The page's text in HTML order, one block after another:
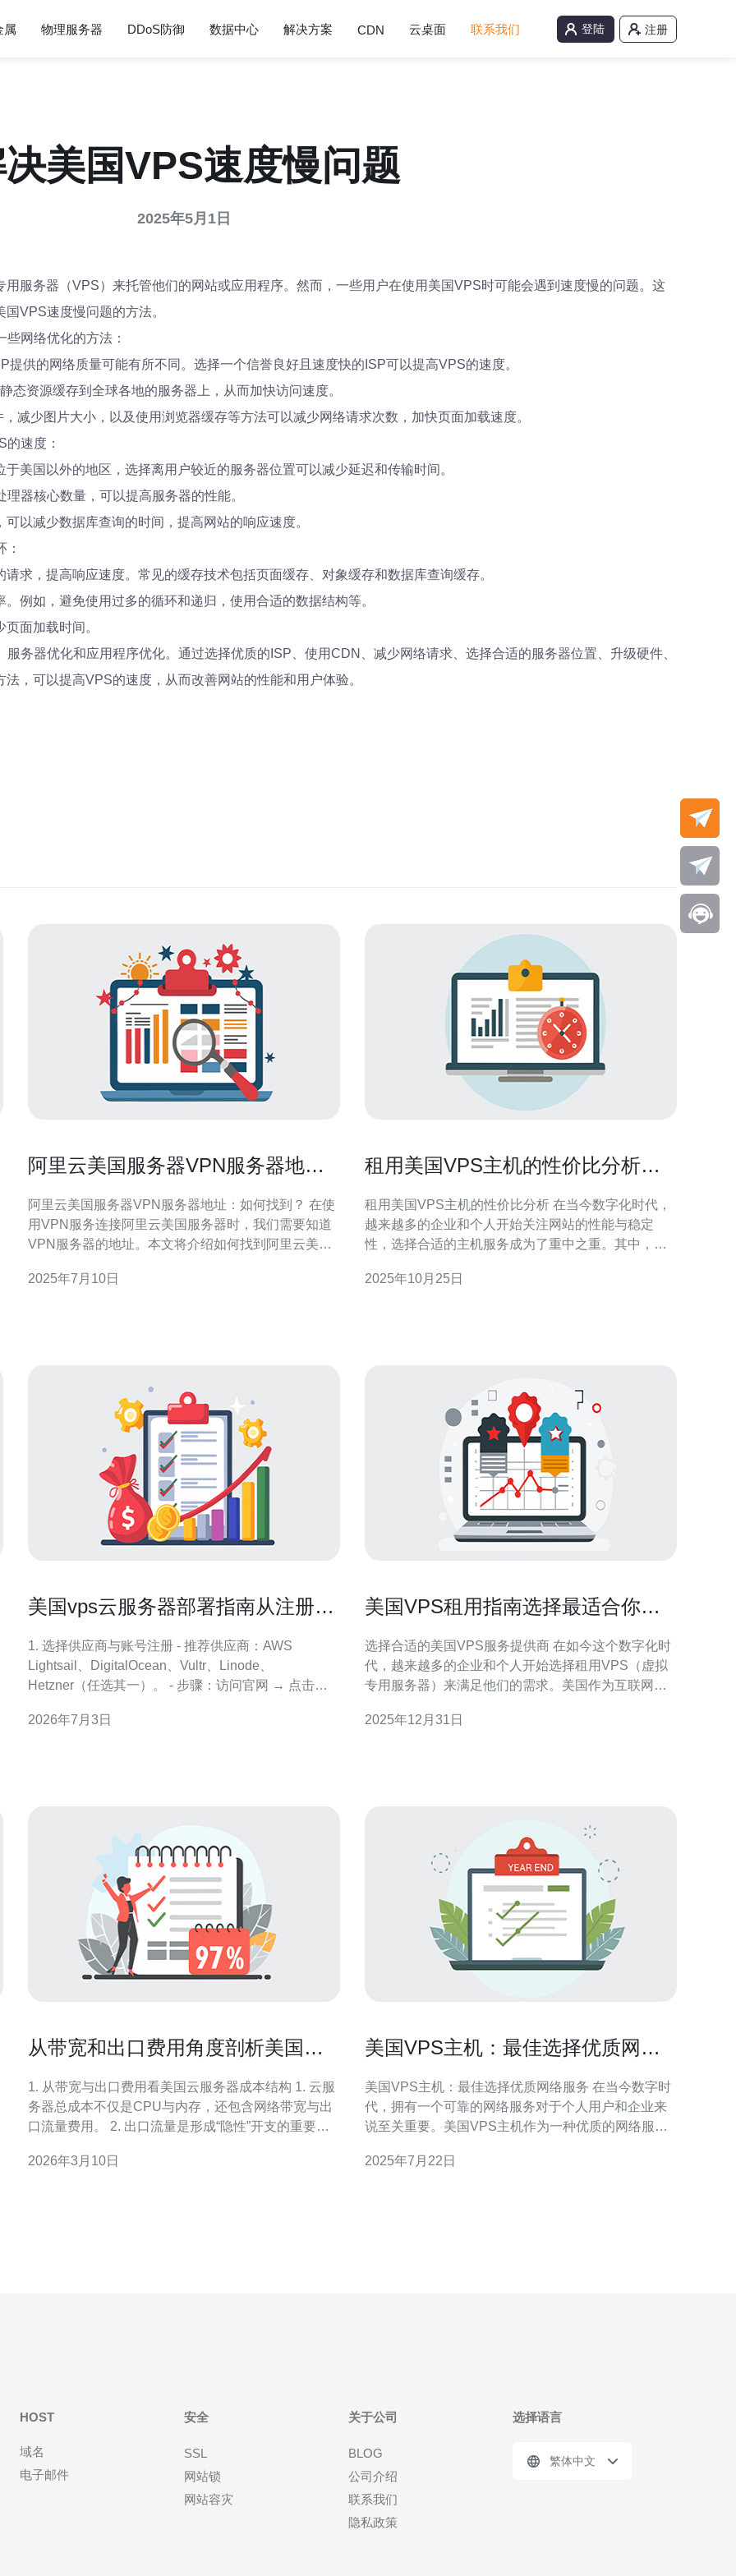
属 物理服务器 DDoS防御 数据中心 解决方案 CDN 云桌面 联系我们 登陆 注册
美国VPS速度慢问题
2025年5月1日
服务器（VPS）来托管他们的网站或应用程序。然而，一些用户在使用美国VPS时可能会遇到速度慢的问题。这
VPS速度慢问题的方法。
网络优化的方法：
提供的网络质量可能有所不同。选择一个信誉良好且速度快的ISP可以提高VPS的速度。
态资源缓存到全球各地的服务器上，从而加快访问速度。
减少图片大小，以及使用浏览器缓存等方法可以减少网络请求次数，加快页面加载速度。
速度：
美国以外的地区，选择离用户较近的服务器位置可以减少延迟和传输时间。
器核心数量，可以提高服务器的性能。
以减少数据库查询的时间，提高网站的响应速度。
求，提高响应速度。常见的缓存技术包括页面缓存、对象缓存和数据库查询缓存。
例如，避免使用过多的循环和递归，使用合适的数据结构等。
面加载时间。
务器优化和应用程序优化。通过选择优质的ISP、使用CDN、减少网络请求、选择合适的服务器位置、升级硬件、
，可以提高VPS的速度，从而改善网站的性能和用户体验。
阿里云美国服务器VPN服务器地
阿里云美国服务器VPN服务器地址：如何找到？ 在使
用VPN服务连接阿里云美国服务器时，我们需要知道
VPN服务器的地址。本文将介绍如何找到阿里云美国
台。在浏览器中输入https://www.aliyun.com/，然后输
2025年7月10日
租用美国VPS主机的性价比分析与
租用美国VPS主机的性价比分析 在当今数字化时代，
越来越多的企业和个人开始关注网站的性能与稳定
性，选择合适的主机服务成为了重中之重。其中，美
多个角度深入分析租用美国VPS主机的性价比，并推
2025年10月25日
美国vps云服务器部署指南从注册到
1. 选择供应商与账号注册 - 推荐供应商：AWS
Lightsail、DigitalOcean、Vultr、Linode、
Hetzner（任选其一）。 - 步骤：访问官网 → 点击注
PayPal。建议先选择按小时计费的入门套餐（1~2
2026年7月3日
美国VPS租用指南选择最适合你的
选择合适的美国VPS服务提供商 在如今这个数字化时
代，越来越多的企业和个人开始选择租用VPS（虚拟
专用服务器）来满足他们的需求。美国作为互联网技
提供各种不同的套餐和价格，满足不同用户的需求。
2025年12月31日
从带宽和出口费用角度剖析美国云
1. 从带宽与出口费用看美国云服务器成本结构 1. 云服
务器总成本不仅是CPU与内存，还包含网络带宽与出
口流量费用。 2. 出口流量是形成“隐性”开支的重要部
网络三部分中，网络在高并发媒体、下载或CDN回源
2026年3月10日
美国VPS主机：最佳选择优质网络
美国VPS主机：最佳选择优质网络服务 在当今数字时
代，拥有一个可靠的网络服务对于个人用户和企业来
说至关重要。美国VPS主机作为一种优质的网络服务
用户青睐。 VPS主机是一种基于虚拟化技术的虚拟专
2025年7月22日
HOST
域名
电子邮件
安全
SSL
网站锁
网站容灾
关于公司
BLOG
公司介绍
联系我们
隐私政策
选择语言
繁体中文